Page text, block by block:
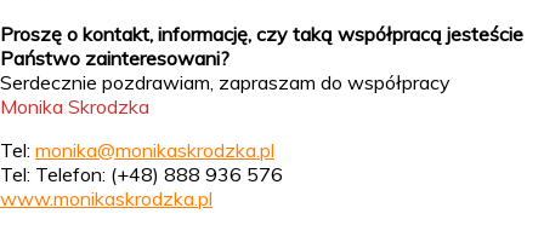
Proszę o kontakt, informację, czy taką współpracą jesteście
Państwo zainteresowani?
Serdecznie pozdrawiam, zapraszam do współpracy
Monika Skrodzka
Tel: monika@monikaskrodzka.pl
Tel: Telefon: (+48) 888 936 576
www.monikaskrodzka.pl